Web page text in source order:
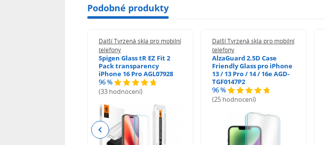
Podobné produkty
Další Tvrzená skla pro mobilní
telefony
Spigen Glass tR EZ Fit 2
Pack transparency
iPhone 16 Pro AGL07928
96 %
(33 hodnocení)
Další Tvrzená skla pro mobilní
telefony
AlzaGuard 2.5D Case
Friendly Glass pro iPhone
13 / 13 Pro / 14 / 16e AGD-
TGF0147P2
96 %
(25 hodnocení)
Previous